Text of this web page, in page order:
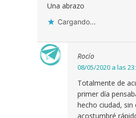
Una abrazo
Cargando...
Rocío
08/05/2020 a las
Totalmente de
primer día
hecho ciudad,
acostumbré